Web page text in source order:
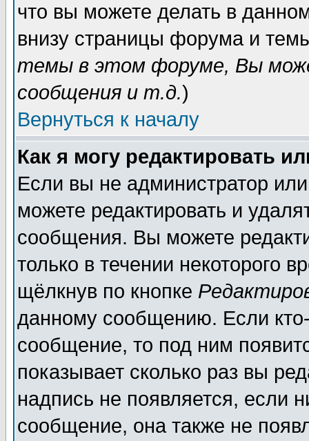
что вы можете делать в
внизу страницы форума и
темы в этом форуме, Вы
сообщения и т.д.)
Вернуться к началу
Как я могу редактировать
Если вы не администратор
можете редактировать и
сообщения. Вы можете
только в течении некоторого
щёлкнув по кнопке
данному сообщению. Если
сообщение, то под ним
показывает сколько раз вы
надпись не появляется, если
сообщение, она также не